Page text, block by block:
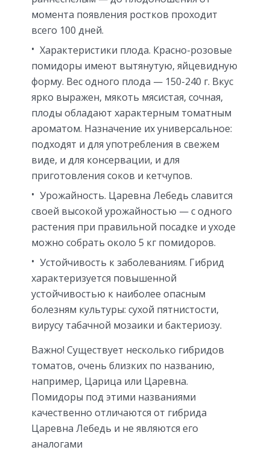
момента появления ростков проходит
всего 100 дней.
Характеристики плода. Красно-розовые
помидоры имеют вытянутую, яйцевидную
форму. Вес одного плода — 150-240 г. Вкус
ярко выражен, мякоть мясистая, сочная,
плоды обладают характерным томатным
ароматом. Назначение их универсальное:
подходят и для употребления в свежем
виде, и для консервации, и для
приготовления соков и кетчупов.
Урожайность. Царевна Лебедь славится
своей высокой урожайностью — с одного
растения при правильной посадке и уходе
можно собрать около 5 кг помидоров.
Устойчивость к заболеваниям. Гибрид
характеризуется повышенной
устойчивостью к наиболее опасным
болезням культуры: сухой пятнистости,
вирусу табачной мозаики и бактериозу.
Важно! Существует несколько гибридов
томатов, очень близких по названию,
например, Царица или Царевна.
Помидоры под этими названиями
качественно отличаются от гибрида
Царевна Лебедь и не являются его
аналогами